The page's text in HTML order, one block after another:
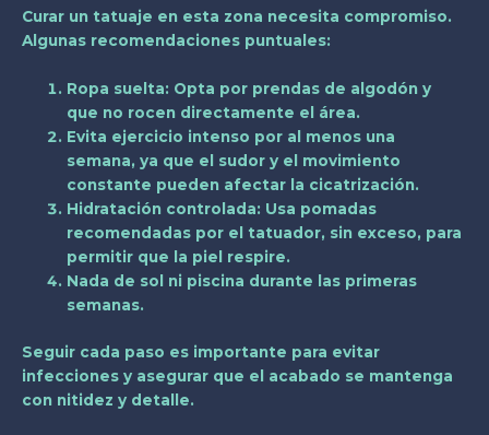
Curar un tatuaje en esta zona necesita compromiso.
Algunas recomendaciones puntuales:
Ropa suelta: Opta por prendas de algodón y
que no rocen directamente el área.
Evita ejercicio intenso por al menos una
semana, ya que el sudor y el movimiento
constante pueden afectar la cicatrización.
Hidratación controlada: Usa pomadas
recomendadas por el tatuador, sin exceso, para
permitir que la piel respire.
Nada de sol ni piscina durante las primeras
semanas.
Seguir cada paso es importante para evitar
infecciones y asegurar que el acabado se mantenga
con nitidez y detalle.